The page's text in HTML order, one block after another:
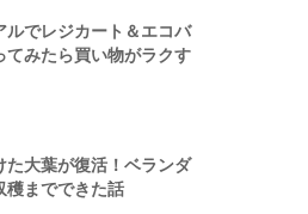
ルでレジカート＆エコバ
てみたら買い物がラクす
た大葉が復活！ベランダ
穫までできた話